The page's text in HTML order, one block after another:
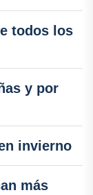
todos los
y por
invierno
más